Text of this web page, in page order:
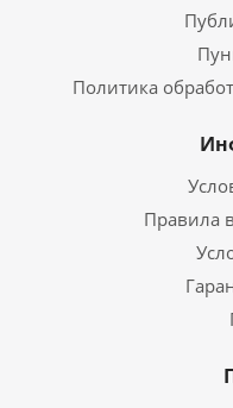
Политика
Правила